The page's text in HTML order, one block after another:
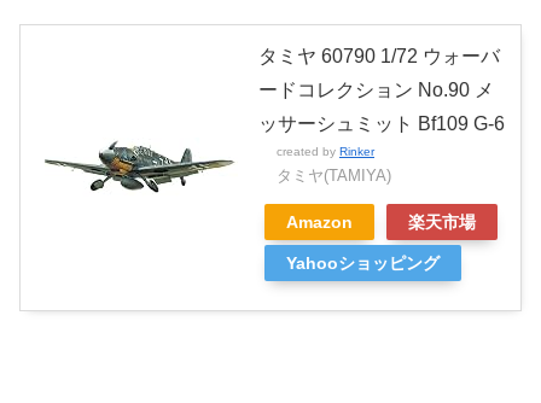
タミヤ 60790 1/72 ウォーバ
ードコレクション No.90 メ
ッサーシュミット Bf109 G-6
created by Rinker
タミヤ(TAMIYA)
Amazon 楽天市場
Yahooショッピング